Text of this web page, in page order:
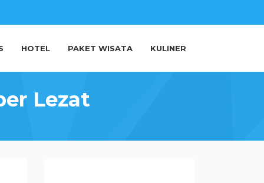
HOTEL PAKET WISATA KULINER
Lezat